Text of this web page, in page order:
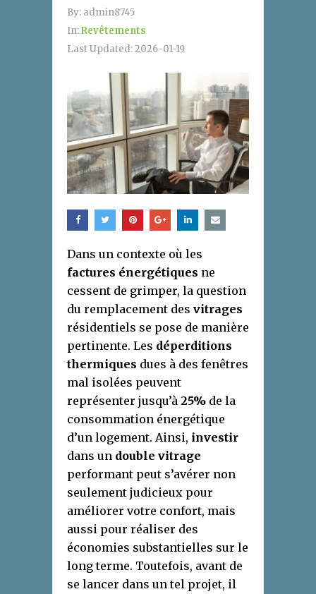
By: admin8745
In:Revêtements
Last Updated:2026-01-19
Dans un contexte où les
factures énergétiques ne
cessent de grimper, la question
du remplacement des vitrages
résidentiels se pose de manière
pertinente. Les déperditions
thermiques dues à des fenêtres
mal isolées peuvent
représenter jusqu’à 25% de la
consommation énergétique
d’un logement. Ainsi, investir
dans un double vitrage
performant peut s’avérer non
seulement judicieux pour
améliorer votre confort, mais
aussi pour réaliser des
économies substantielles sur le
long terme. Toutefois, avant de
se lancer dans un tel projet, il